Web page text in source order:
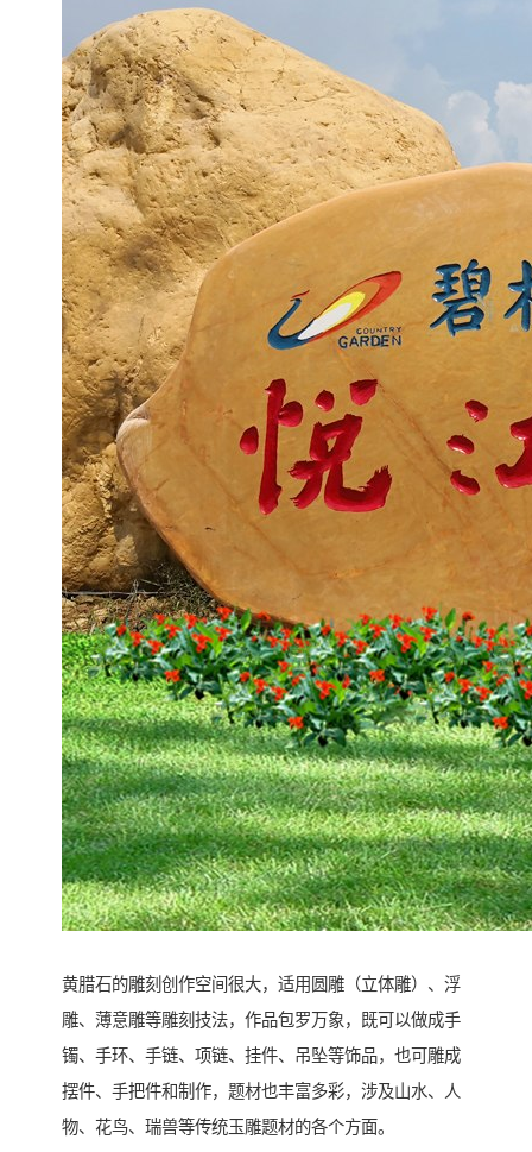
黄腊石的雕刻创作空间很大，适用圆雕（立体雕）、浮
雕、薄意雕等雕刻技法，作品包罗万象，既可以做成手
镯、手环、手链、项链、挂件、吊坠等饰品，也可雕成
摆件、手把件和制作，题材也丰富多彩，涉及山水、人
物、花鸟、瑞兽等传统玉雕题材的各个方面。